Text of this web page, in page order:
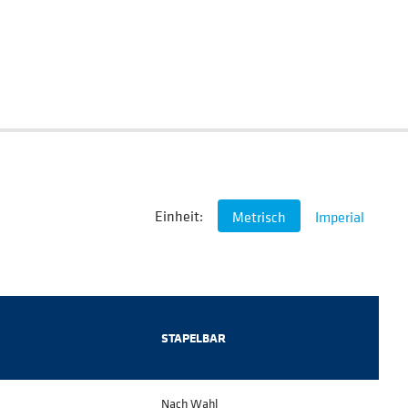
Einheit: Metrisch Imperial
STAPELBAR
Nach Wahl